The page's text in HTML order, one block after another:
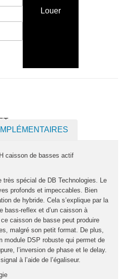
Louer
caisson de basses actif
très spécial de DB Technologies. Le
profonds et impeccables. Bien
de hybride. Cela s’explique par la
bass-reflex et d’un caisson à
caisson de basse peut produire
malgré son petit format. De plus,
module DSP robuste qui permet de
l’inversion de phase et le delay.
à l’aide de l’égaliseur.